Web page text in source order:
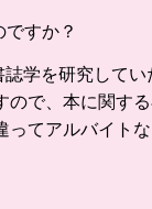
すか？
学を研究してい
ので、本に関す
ってアルバイト